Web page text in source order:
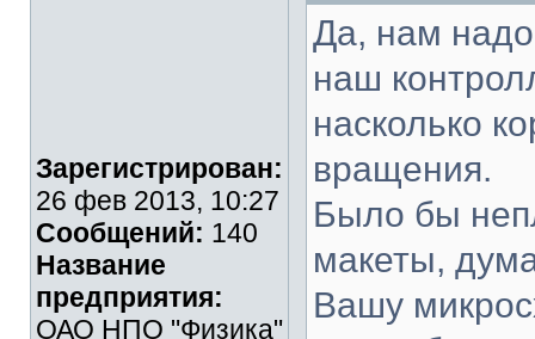
Зарегистрирован:
26 фев 2013, 10:27
Сообщений: 140
Название
предприятия:
ОАО НПО "Физика"
Да, нам надо
наш
насколько
вращения.
Было бы
макеты,
Вашу